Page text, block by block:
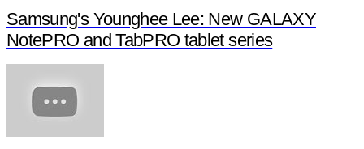
Samsung's Younghee Lee: New GALAXY
NotePRO and TabPRO tablet series